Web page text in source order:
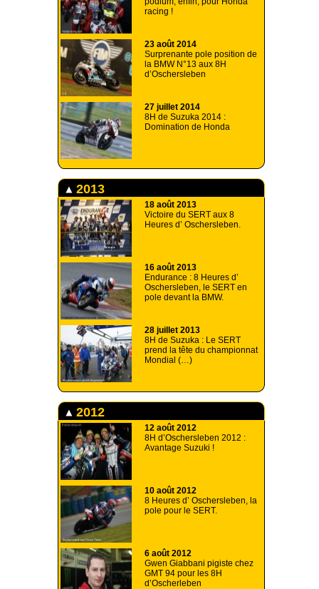
racing !
23 août 2014
Surprenante pole position de
la BMW N°13 aux 8H
d’Oschersleben
27 juillet 2014
8H de Suzuka 2014 :
Domination de Honda
2013
18 août 2013
Victoire du SERT aux 8
Heures d’ Oschersleben.
16 août 2013
Endurance : 8 Heures d’
Oschersleben, le SERT en
pole devant la BMW.
28 juillet 2013
8H de Suzuka : Le SERT
prend la tête du championnat
Mondial (…)
2012
12 août 2012
8H d’Oschersleben 2012 :
Avantage Suzuki !
10 août 2012
8 Heures d’ Oschersleben, la
pole pour le SERT.
6 août 2012
Gwen Giabbani pigiste chez
GMT 94 pour les 8H
d’Oscherleben